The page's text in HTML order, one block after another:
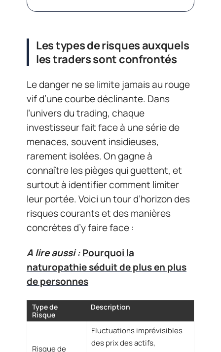
Les types de risques auxquels
les traders sont confrontés
Le danger ne se limite jamais au rouge
vif d’une courbe déclinante. Dans
l’univers du trading, chaque
investisseur fait face à une série de
menaces, souvent insidieuses,
rarement isolées. On gagne à
connaître les pièges qui guettent, et
surtout à identifier comment limiter
leur portée. Voici un tour d’horizon des
risques courants et des manières
concrètes d’y faire face :
A lire aussi :Pourquoi la
naturopathie séduit de plus en plus
de personnes
Type de
Risque
Description
Risque de
Fluctuations imprévisibles
des prix des actifs,